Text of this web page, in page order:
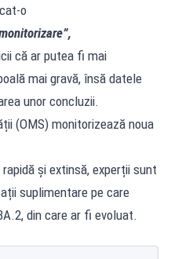
o
că ar putea fi mai
mai gravă, însă datele
unor concluzii.
(OMS) monitorizează noua
și extinsă, experții sunt
suplimentare pe care
din care ar fi evoluat.